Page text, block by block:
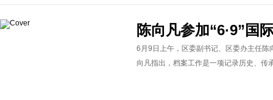
陈向凡参加“6·9”国
6月9日上午，区委副书记、区委办主任陈
向凡指出，档案工作是一项记录历史、传